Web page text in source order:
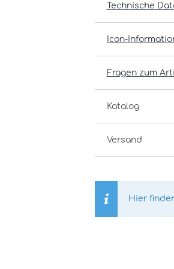
Technische
Icon-
Fragen zum
Katalog
Versand
Hier